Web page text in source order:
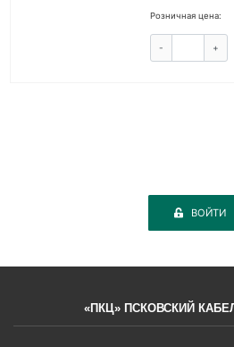
Розничная цена:
- +
ВОЙТИ
«ПКЦ» ПСКОВСКИЙ